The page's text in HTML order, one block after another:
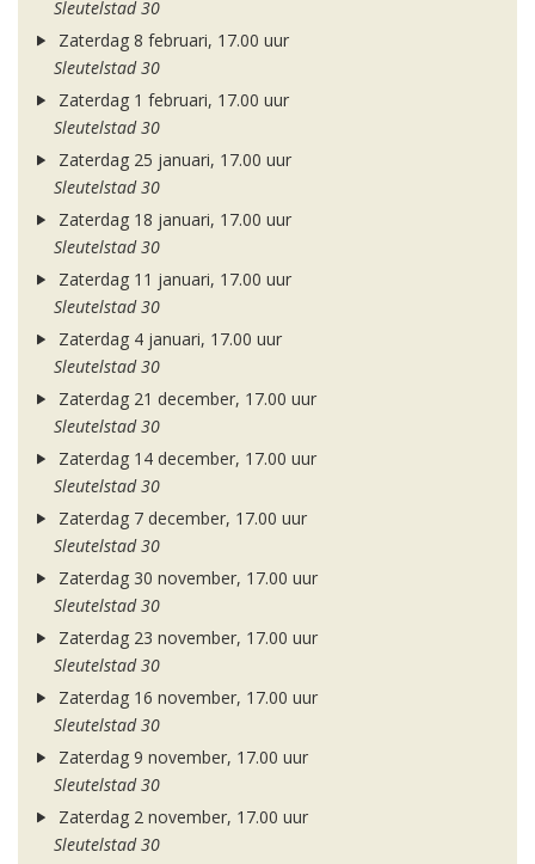
Sleutelstad 30
Zaterdag 8 februari, 17.00 uur
Sleutelstad 30
Zaterdag 1 februari, 17.00 uur
Sleutelstad 30
Zaterdag 25 januari, 17.00 uur
Sleutelstad 30
Zaterdag 18 januari, 17.00 uur
Sleutelstad 30
Zaterdag 11 januari, 17.00 uur
Sleutelstad 30
Zaterdag 4 januari, 17.00 uur
Sleutelstad 30
Zaterdag 21 december, 17.00 uur
Sleutelstad 30
Zaterdag 14 december, 17.00 uur
Sleutelstad 30
Zaterdag 7 december, 17.00 uur
Sleutelstad 30
Zaterdag 30 november, 17.00 uur
Sleutelstad 30
Zaterdag 23 november, 17.00 uur
Sleutelstad 30
Zaterdag 16 november, 17.00 uur
Sleutelstad 30
Zaterdag 9 november, 17.00 uur
Sleutelstad 30
Zaterdag 2 november, 17.00 uur
Sleutelstad 30